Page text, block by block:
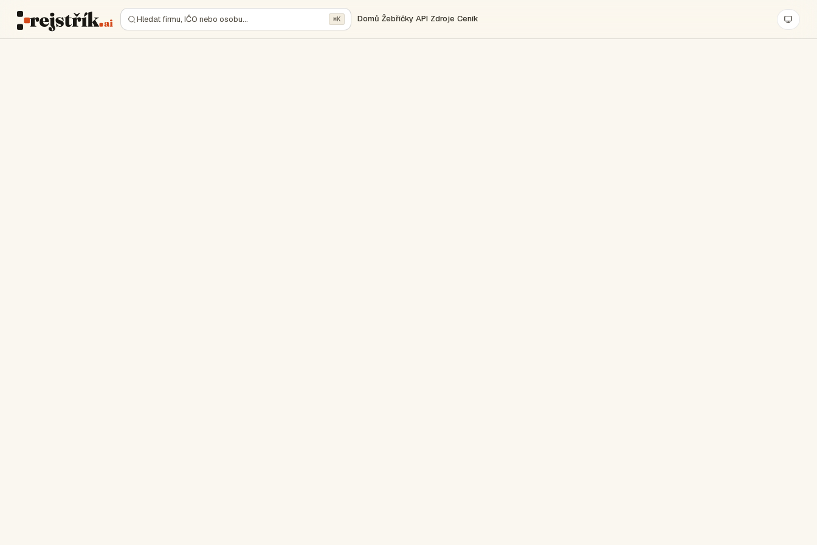
Hledat firmu, IČO nebo osobu… ⌘K Domů Žebříčky API Zdroje Ceník